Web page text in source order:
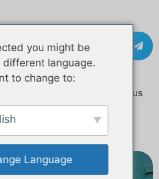
Kontakt
Imbisswagen aus
und das europäische
you might be
different language.
to change to:
Language